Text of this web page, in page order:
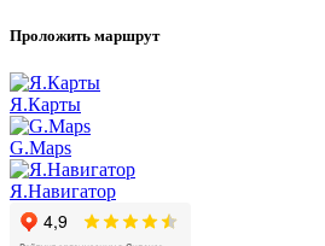
Проложить маршрут
Я.Карты
G.Maps
Я.Навигатор